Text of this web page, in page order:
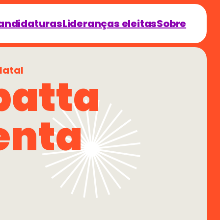
Lideranças eleitasSobre